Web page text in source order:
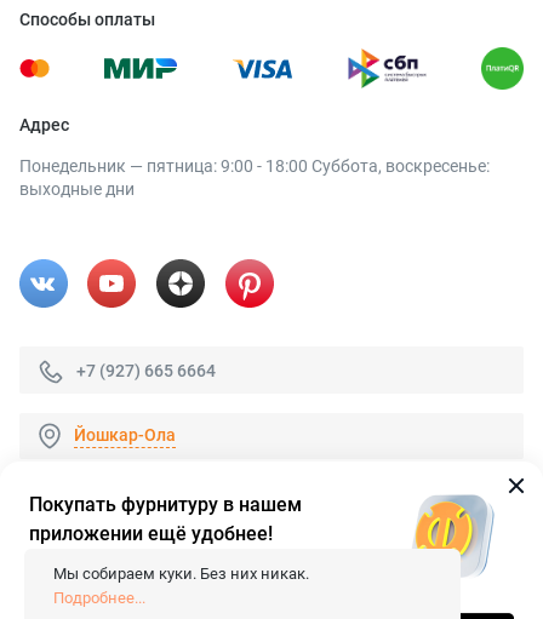
Способы оплаты
Адрес
Понедельник — пятница: 9:00 - 18:00 Суббота, воскресенье:
выходные дни
+7 (927) 665 6664
Йошкар-Ола
© 2026 «FieraShop.ru»
Сопровождение сайта
- Вебформат.
Все права защищены.
Не является публичной офертой
Покупать фурнитуру в нашем
приложении ещё удобнее!
Мы собираем куки. Без них никак.
Подробнее...